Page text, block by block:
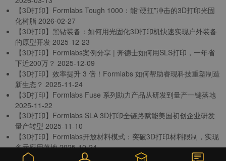
【3D打印】Formlabs Tough 1000：能“硬扛”冲击的3D打印光固
化树脂 2026-02-27
【3D打印】黑钻装备：如何用光固化3D打印机快速实现户外装备
的原型开发 2025-12-23
【3D打印】Formlabs案例分享 | 奔德士如何用SLS打印，一年省
下近200万？ 2025-12-09
【3D打印】效率提升 3 倍！Formlabs 如何帮助睿现科技重塑制造
新生态？ 2025-11-24
【3D打印】Formlabs Fuse 系列助力产品从研发到量产一键落地
2025-11-22
【3D打印】Formlabs SLA 3D打印全链路赋能美国初创企业研发
量产转型 2025-11-10
【3D打印】Formlabs开放材料模式：突破3D打印材料限制，实现
多元应用落地 2025-10-24
【3D打印】21 克鼠标背后的 Form 力量：3D 打印重塑精密制造